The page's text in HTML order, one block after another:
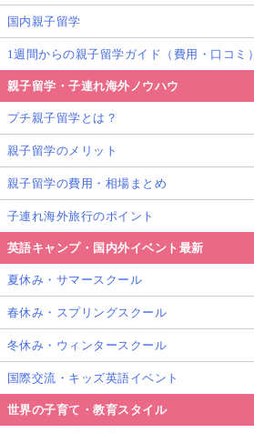
国内親子留学
1週間からの親子留学ガイド（費用・口コミ）
親子留学・子連れ海外ノウハウ
プチ親子留学とは？
親子留学のメリット
親子留学の費用・相場まとめ
子連れ海外旅行のポイント
英語キャンプ・国内外イベント最新
夏休み・サマースクール
春休み・スプリングスクール
冬休み・ウィンタースクール
国際交流・キッズ英語イベント
世界の子育て・教育スタイル